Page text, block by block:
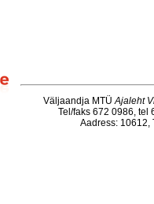
Väljaandja MTÜAjaleht
Tel/faks 672 0986, tel
Aadress: 10612,